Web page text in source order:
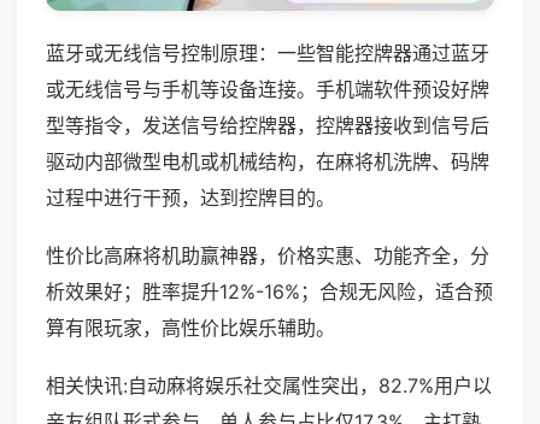
蓝牙或无线信号控制原理：一些智能控牌器通过蓝牙
或无线信号与手机等设备连接。手机端软件预设好牌
型等指令，发送信号给控牌器，控牌器接收到信号后
驱动内部微型电机或机械结构，在麻将机洗牌、码牌
过程中进行干预，达到控牌目的。
性价比高麻将机助赢神器，价格实惠、功能齐全，分
析效果好；胜率提升12%-16%；合规无风险，适合预
算有限玩家，高性价比娱乐辅助。
相关快讯:自动麻将娱乐社交属性突出，82.7%用户以